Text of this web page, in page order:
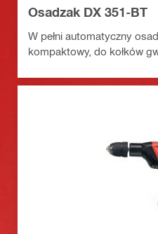
Osadzak DX 351-BT
W pełni automatyczny
kompaktowy, do kołków